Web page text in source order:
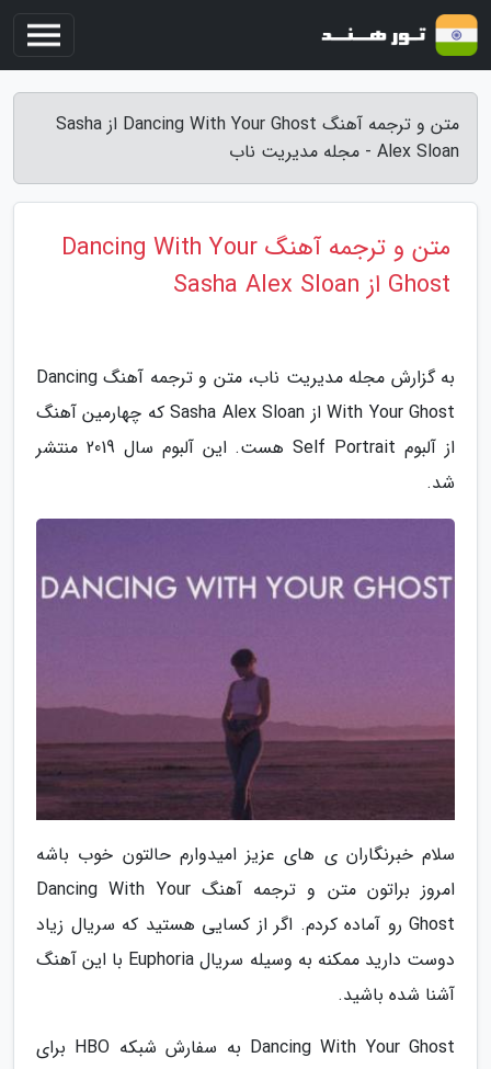
متن و ترجمه آهنگ Dancing With Your Ghost از Sasha
Alex Sloan - مجله مدیریت ناب
متن و ترجمه آهنگ Dancing With Your
Ghost از Sasha Alex Sloan
به گزارش مجله مدیریت ناب، متن و ترجمه آهنگ Dancing
With Your Ghost از Sasha Alex Sloan که چهارمین آهنگ
از آلبوم Self Portrait هست. این آلبوم سال 2019 منتشر
شد.
سلام خبرنگاران ی های عزیز امیدوارم حالتون خوب باشه
امروز براتون متن و ترجمه آهنگ Dancing With Your
Ghost رو آماده کردم. اگر از کسایی هستید که سریال زیاد
دوست دارید ممکنه به وسیله سریال Euphoria با این آهنگ
آشنا شده باشید.
Dancing With Your Ghost به سفارش شبکه HBO برای